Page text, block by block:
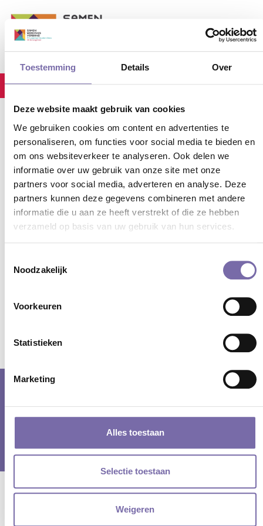
Toestemming Details Over
Deze website maakt gebruik van cookies
We gebruiken cookies om content en advertenties te
personaliseren, om functies voor social media te bieden en
om ons websiteverkeer te analyseren. Ook delen we
informatie over uw gebruik van onze site met onze
partners voor social media, adverteren en analyse. Deze
partners kunnen deze gegevens combineren met andere
informatie die u aan ze heeft verstrekt of die ze hebben
verzameld op basis van uw gebruik van hun services.
Noodzakelijk
Voorkeuren
Statistieken
Marketing
Alles toestaan
Selectie toestaan
Weigeren
Home stec_event
OPR (PO) (DUPLICATE) 18-03-2025
OPR (PO) (DUPLICATE)
09. Jun. 2026 20:00- 22:00
Langstraat |cookieverklaring|privacyverklaring| Webdesign door